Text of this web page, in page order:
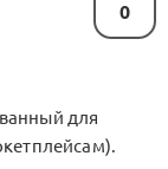
0
для